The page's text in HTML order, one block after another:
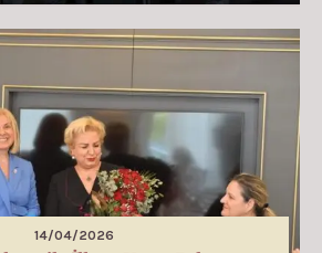
14/04/2026